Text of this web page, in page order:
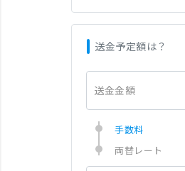
送金予定額は？
送金金額
手数料
両替レート